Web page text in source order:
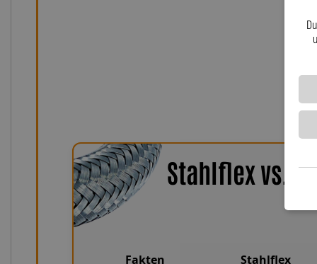
Stahlflex-Kupplungsleitungen von Lothar Spiegler
sich für deutsche Handwerksqualität,
Stahlflex vs.
Fakten Stahlflex